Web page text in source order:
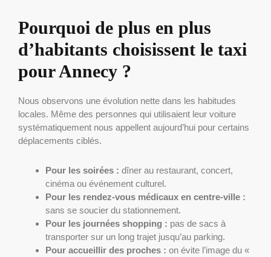
Pourquoi de plus en plus
d’habitants choisissent le taxi
pour Annecy ?
Nous observons une évolution nette dans les habitudes
locales. Même des personnes qui utilisaient leur voiture
systématiquement nous appellent aujourd’hui pour certains
déplacements ciblés.
Pour les soirées : dîner au restaurant, concert,
cinéma ou événement culturel.
Pour les rendez-vous médicaux en centre-ville :
sans se soucier du stationnement.
Pour les journées shopping : pas de sacs à
transporter sur un long trajet jusqu’au parking.
Pour accueillir des proches : on évite l’image du «